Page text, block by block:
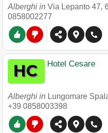
Alberghi in Via Lepanto 47,
0858002277
Hotel Cesare
Alberghi in Lungomare
+39 0858003398